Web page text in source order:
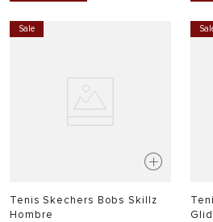
Sale
Tenis Skechers Bobs Skillz
Hombre